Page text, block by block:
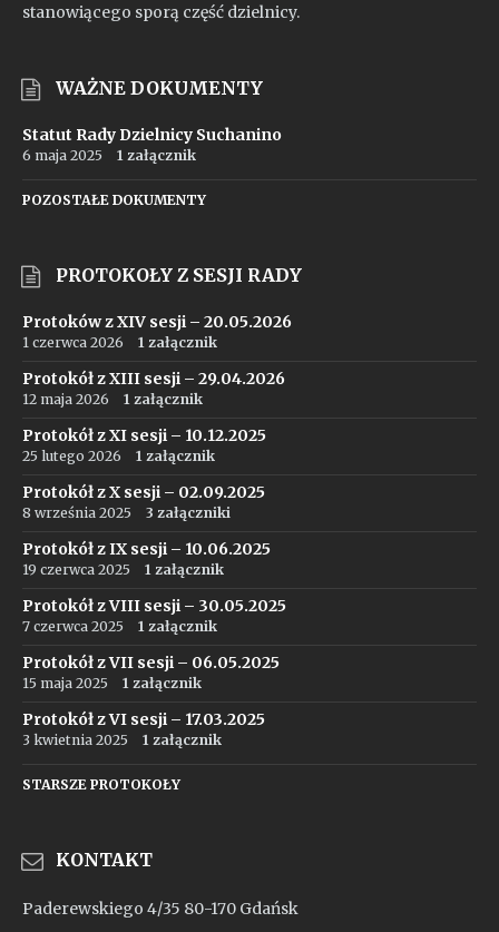
stanowiącego sporą część dzielnicy.
WAŻNE DOKUMENTY
Statut Rady Dzielnicy Suchanino
6 maja 2025 1 załącznik
POZOSTAŁE DOKUMENTY
PROTOKOŁY Z SESJI RADY
Protoków z XIV sesji – 20.05.2026
1 czerwca 2026 1 załącznik
Protokół z XIII sesji – 29.04.2026
12 maja 2026 1 załącznik
Protokół z XI sesji – 10.12.2025
25 lutego 2026 1 załącznik
Protokół z X sesji – 02.09.2025
8 września 2025 3 załączniki
Protokół z IX sesji – 10.06.2025
19 czerwca 2025 1 załącznik
Protokół z VIII sesji – 30.05.2025
7 czerwca 2025 1 załącznik
Protokół z VII sesji – 06.05.2025
15 maja 2025 1 załącznik
Protokół z VI sesji – 17.03.2025
3 kwietnia 2025 1 załącznik
STARSZE PROTOKOŁY
KONTAKT
Paderewskiego 4/35 80-170 Gdańsk